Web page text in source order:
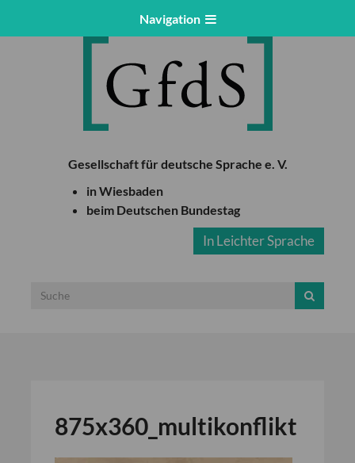
Navigation
Gesellschaft für deutsche Sprache e. V.
in Wiesbaden
beim Deutschen Bundestag
In Leichter Sprache
875x360_multikonflikt